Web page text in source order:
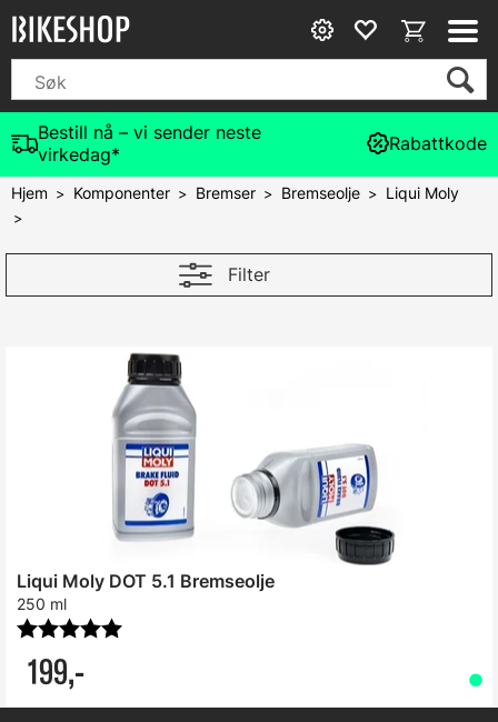
Bestill nå – vi sender neste
virkedag*
Rabattkode
Hjem > Komponenter> Bremser> Bremseolje> Liqui Moly
>
Filter
Liqui Moly DOT 5.1 Bremseolje
250 ml
199,-
Karakter: